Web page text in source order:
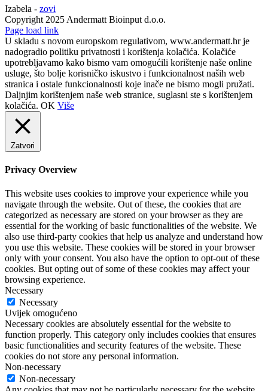
Izabela - zovi
Copyright 2025 Andermatt Bioinput d.o.o.
Facebook
Page load link
U skladu s novom europskom regulativom, www.andermatt.hr je
nadogradio politiku privatnosti i korištenja kolačića. Kolačiće
upotrebljavamo kako bismo vam omogućili korištenje naše online
usluge, što bolje korisničko iskustvo i funkcionalnost naših web
stranica i ostale funkcionalnosti koje inače ne bismo mogli pružati.
Daljnjim korištenjem naše web stranice, suglasni ste s korištenjem
kolačića. OK Više
Zatvori
Privacy Overview
This website uses cookies to improve your experience while you
navigate through the website. Out of these, the cookies that are
categorized as necessary are stored on your browser as they are
essential for the working of basic functionalities of the website. We
also use third-party cookies that help us analyze and understand how
you use this website. These cookies will be stored in your browser
only with your consent. You also have the option to opt-out of these
cookies. But opting out of some of these cookies may affect your
browsing experience.
Necessary
Necessary
Uvijek omogućeno
Necessary cookies are absolutely essential for the website to
function properly. This category only includes cookies that ensures
basic functionalities and security features of the website. These
cookies do not store any personal information.
Non-necessary
Non-necessary